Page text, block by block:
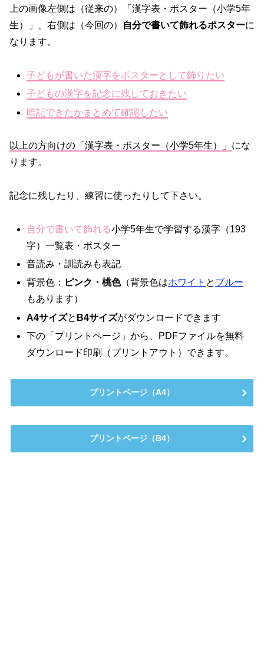
上の画像左側は（従来の）「漢字表・ポスター（小学5年
生）」、右側は（今回の）
自分で書いて飾れるポスターに
なります。
子どもが書いた漢字をポスターとして飾りたい
子どもの漢字を記念に残しておきたい
暗記できたかまとめて確認したい
以上の方向けの「漢字表・ポスター（小学5年生）」 にな
ります。
記念に残したり、練習に使ったりして下さい。
自分で書いて飾れる小学5年生で学習する漢字（193
字）一覧表・ポスター
音読み・訓読みも表記
背景色： ピンク・桃色（背景色はホワイト と ブルー
もあります）
A4サイズと B4サイズがダウンロードできます
下の「プリントページ」から、PDFファイルを無料
ダウンロード印刷（プリントアウト）できます。
プリントページ（A4）
プリントページ（B4）